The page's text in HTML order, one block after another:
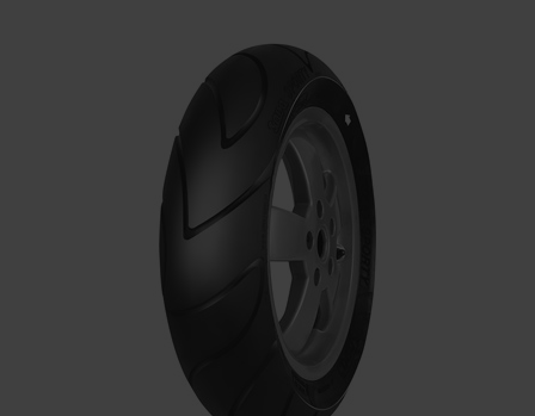
Montage/Arbetshandsk
e Hanvo PE304 1 par
KR
Solglasögon 5 pack